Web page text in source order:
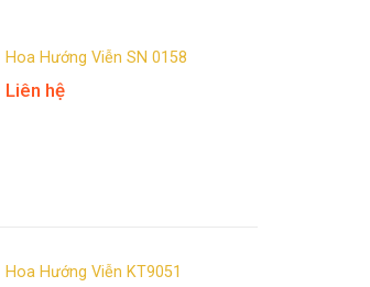
Hoa Hướng Viễn SN 0158
Liên hệ
Hoa Hướng Viễn KT9051